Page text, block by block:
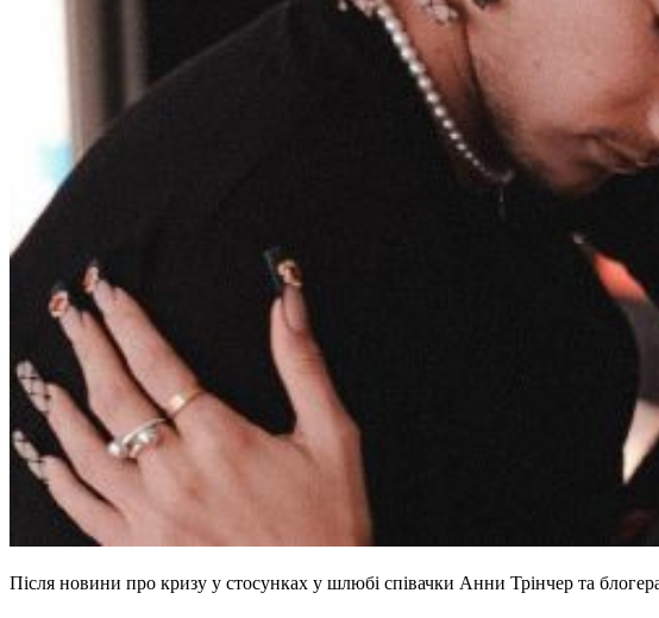
Після новини про кризу у стосунках у шлюбі співачки Анни Трінчер та